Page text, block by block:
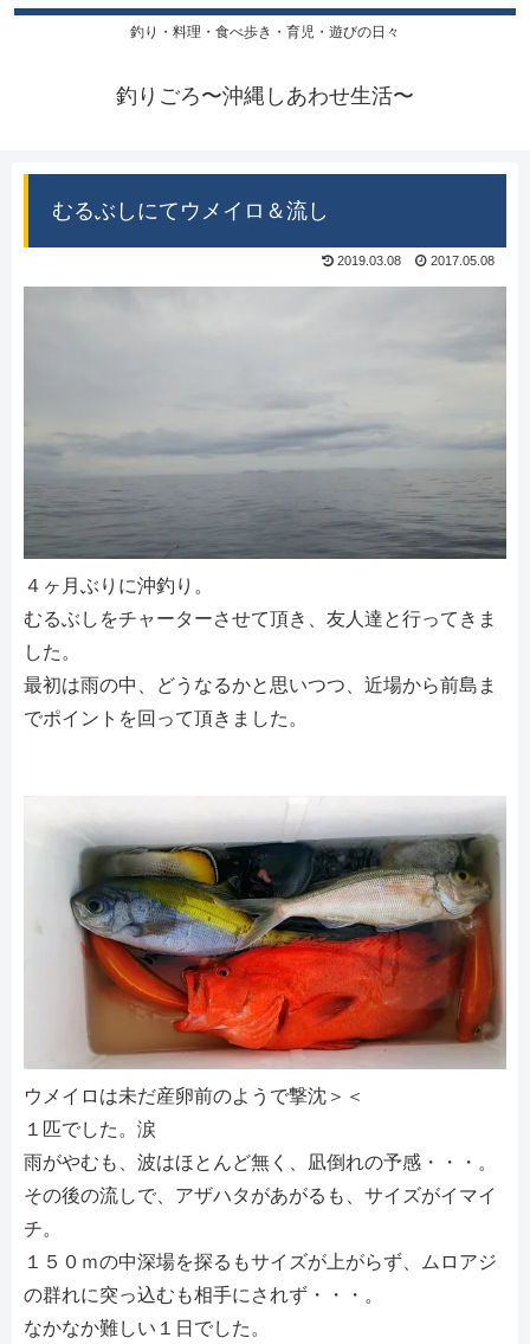
釣り・料理・食べ歩き・育児・遊びの日々
釣りごろ〜沖縄しあわせ生活〜
むるぶしにてウメイロ＆流し
2019.03.08 2017.05.08
４ヶ月ぶりに沖釣り。
むるぶしをチャーターさせて頂き、友人達と行ってきま
した。
最初は雨の中、どうなるかと思いつつ、近場から前島ま
でポイントを回って頂きました。
ウメイロは未だ産卵前のようで撃沈＞＜
１匹でした。涙
雨がやむも、波はほとんど無く、凪倒れの予感・・・。
その後の流しで、アザハタがあがるも、サイズがイマイ
チ。
１５０ｍの中深場を探るもサイズが上がらず、ムロアジ
の群れに突っ込むも相手にされず・・・。
なかなか難しい１日でした。